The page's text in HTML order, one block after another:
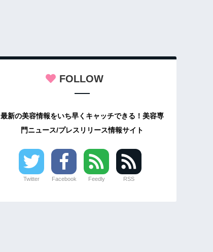
FOLLOW
最新の美容情報をいち早くキャッチできる！美容専
門ニュース/プレスリリース情報サイト
Twitter Facebook Feedly RSS